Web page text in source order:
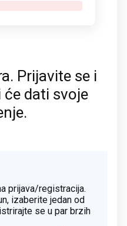
Prijavite se i
dati svoje
prijava/registracija.
izaberite jedan od
se u par brzih